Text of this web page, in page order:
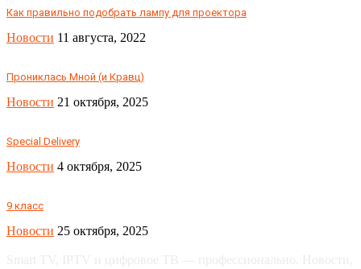
Как правильно подобрать лампу для проектора
Новости 11 августа, 2022
Прониклась Мной (и Кравц)
Новости 21 октября, 2025
Special Delivery
Новости 4 октября, 2025
9 класс
Новости 25 октября, 2025